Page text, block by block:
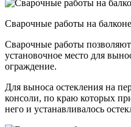
Сварочные работы на балконе
Сварочные работы
установочное место для
ограждение.
Для выноса остекления на
консоли, по краю которых
него и устанавливалось